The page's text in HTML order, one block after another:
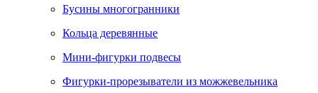
Бусины многогранники
Кольца деревянные
Мини-фигурки подвесы
Фигурки-прорезыватели из можжевельника